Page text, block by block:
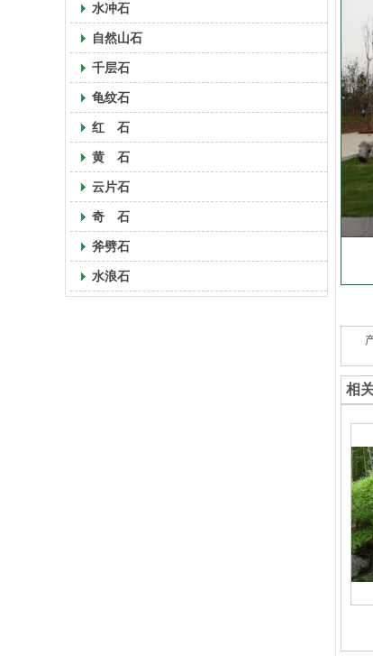
水冲石
自然山石
千层石
龟纹石
红 石
黄 石
云片石
奇 石
斧劈石
水浪石
相